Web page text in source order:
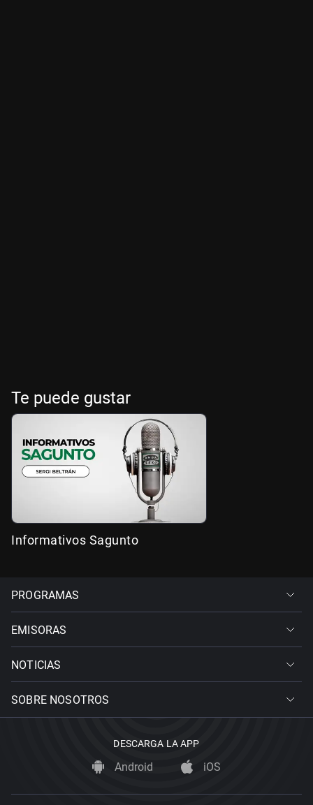
Te puede gustar
Informativos Sagunto
PROGRAMAS
EMISORAS
NOTICIAS
SOBRE NOSOTROS
DESCARGA LA APP
Android iOS